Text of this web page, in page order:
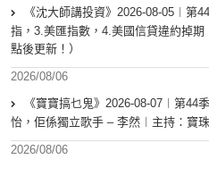
《沈大師講投資》2026-08-05︱第
指，3.美匯指數，4.美國信貸違約掉
點後更新！）
2026/08/06
《寶寶搞乜鬼》2026-08-07︱第44
怡，佢係獨立歌手 – 李然︱主持：寶
2026/08/06